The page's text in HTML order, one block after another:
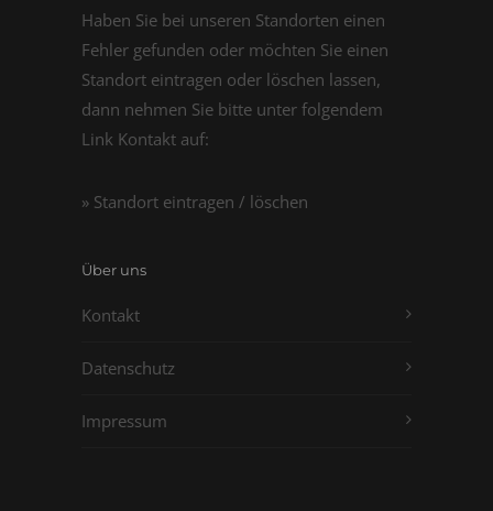
Haben Sie bei unseren Standorten einen
Fehler gefunden oder möchten Sie einen
Standort eintragen oder löschen lassen,
dann nehmen Sie bitte unter folgendem
Link Kontakt auf:
» Standort eintragen / löschen
Über uns
Kontakt
Datenschutz
Impressum